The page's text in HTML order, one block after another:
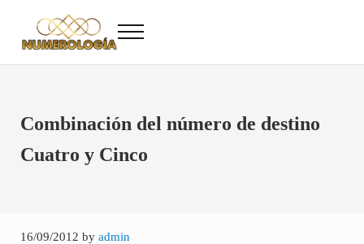
Numerología
Menu
Combinación del número de destino
Cuatro y Cinco
16/09/2012 by admin